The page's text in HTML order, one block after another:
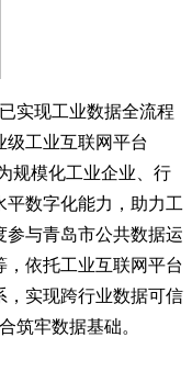
实现工业数据全流程
级工业互联网平台
规模化工业企业、行
平数字化能力，助力工
参与青岛市公共数据运
依托工业互联网平台
，实现跨行业数据可信
筑牢数据基础。